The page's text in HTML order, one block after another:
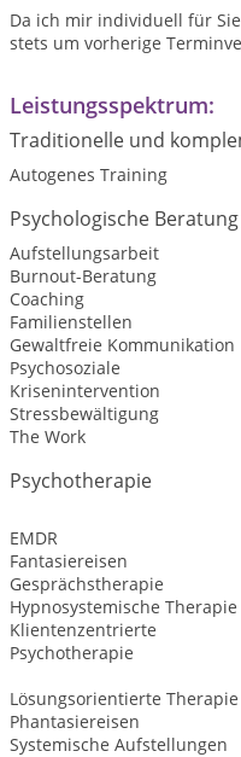
Da ich mir individuell für
stets um vorherige
Leistungsspektrum:
Traditionelle und
Autogenes Training
Psychologische Beratung
Aufstellungsarbeit
Burnout-Beratung
Coaching
Familienstellen
Gewaltfreie Kommunikation
Psychosoziale
Krisenintervention
Stressbewältigung
The Work
Psychotherapie
EMDR
Fantasiereisen
Gesprächstherapie
Hypnosystemische Therapie
Klientenzentrierte
Psychotherapie
Lösungsorientierte Therapie
Phantasiereisen
Systemische Aufstellungen